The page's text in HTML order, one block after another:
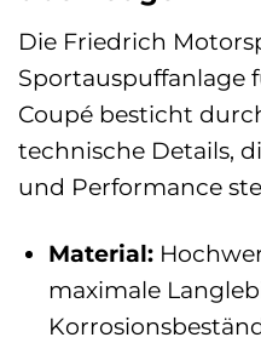
Die Friedrich
Sportauspuffanlage
Coupé besticht
technische Details,
und Performance
Material:
maximale